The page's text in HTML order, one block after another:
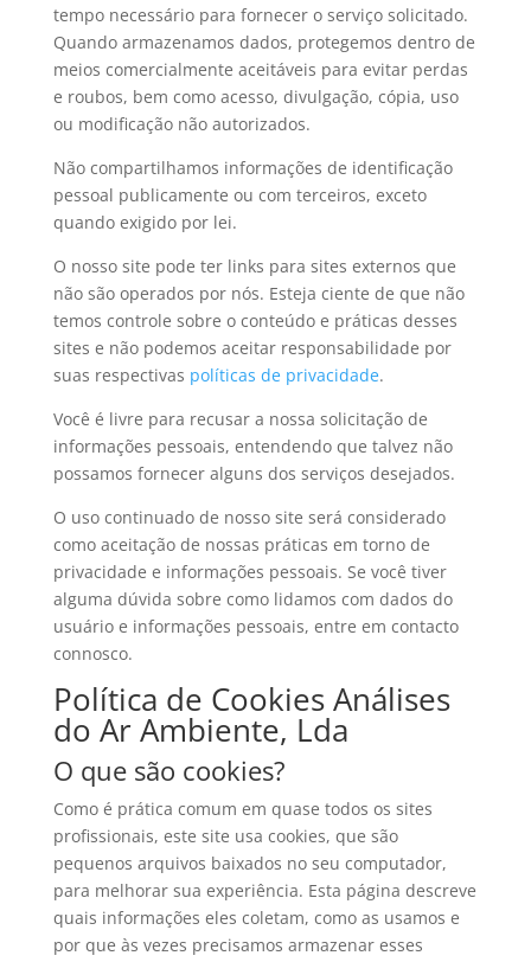
tempo necessário para fornecer o serviço solicitado.
Quando armazenamos dados, protegemos dentro de
meios comercialmente aceitáveis ​​para evitar perdas
e roubos, bem como acesso, divulgação, cópia, uso
ou modificação não autorizados.
Não compartilhamos informações de identificação
pessoal publicamente ou com terceiros, exceto
quando exigido por lei.
O nosso site pode ter links para sites externos que
não são operados por nós. Esteja ciente de que não
temos controle sobre o conteúdo e práticas desses
sites e não podemos aceitar responsabilidade por
suas respectivas políticas de privacidade.
Você é livre para recusar a nossa solicitação de
informações pessoais, entendendo que talvez não
possamos fornecer alguns dos serviços desejados.
O uso continuado de nosso site será considerado
como aceitação de nossas práticas em torno de
privacidade e informações pessoais. Se você tiver
alguma dúvida sobre como lidamos com dados do
usuário e informações pessoais, entre em contacto
connosco.
Política de Cookies Análises
do Ar Ambiente, Lda
O que são cookies?
Como é prática comum em quase todos os sites
profissionais, este site usa cookies, que são
pequenos arquivos baixados no seu computador,
para melhorar sua experiência. Esta página descreve
quais informações eles coletam, como as usamos e
por que às vezes precisamos armazenar esses